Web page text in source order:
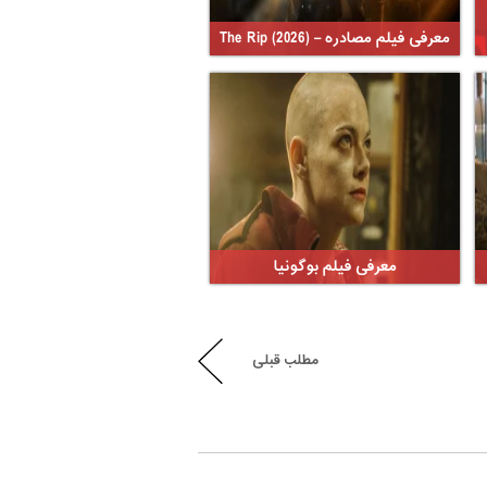
معرفی فیلم مصادره – The Rip (2026)
معرفی فیلم بوگونیا
مطلب قبلی